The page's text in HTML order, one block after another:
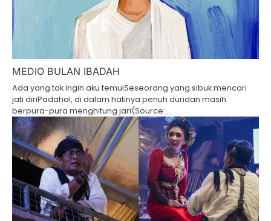
MEDIO BULAN IBADAH
Ada yang tak ingin aku temuiSeseorang yang sibuk mencari
jati diriPadahal, di dalam hatinya penuh duridan masih
berpura-pura menghitung jari(Source:…